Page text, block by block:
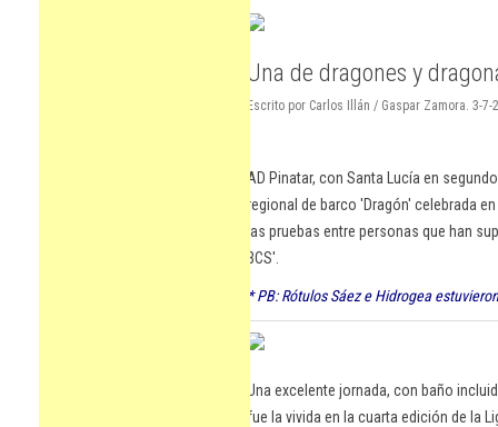
Una de dragones y
Escrito por Carlos Illán / Gaspar Zamora. 3-7-
AD Pinatar, con Santa Lucía en
regional de barco 'Dragón' celebrada
las pruebas entre personas que han
BCS'.
* PB: Rótulos Sáez e Hidrogea
Una excelente jornada, con baño
fue la vivida en la cuarta edición de la